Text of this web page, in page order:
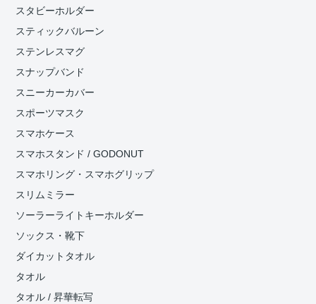
スタビーホルダー
スティックバルーン
ステンレスマグ
スナップバンド
スニーカーカバー
スポーツマスク
スマホケース
スマホスタンド / GODONUT
スマホリング・スマホグリップ
スリムミラー
ソーラーライトキーホルダー
ソックス・靴下
ダイカットタオル
タオル
タオル / 昇華転写